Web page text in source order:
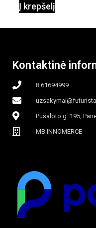
garinamasis,
apšvietimas
Į krepšelį
Kontaktinė
8 61694999
Pušaloto g. 195,
MB INNOMERCE